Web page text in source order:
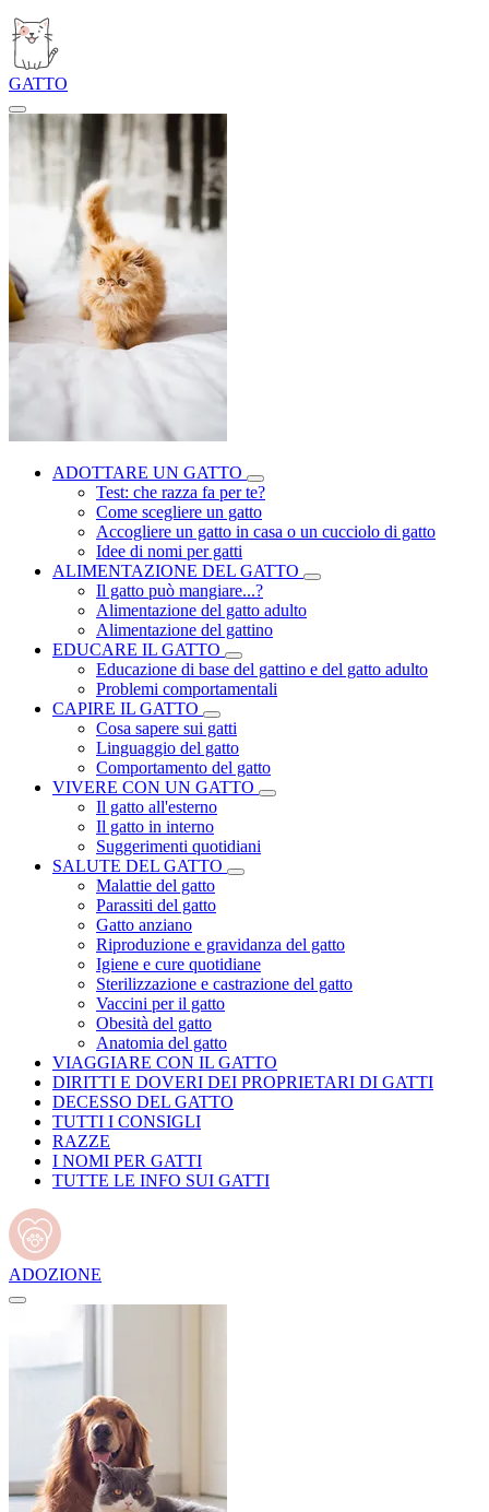
GATTO
ADOTTARE UN GATTO
Test: che razza fa per te?
Come scegliere un gatto
Accogliere un gatto in casa o un cucciolo di gatto
Idee di nomi per gatti
ALIMENTAZIONE DEL GATTO
Il gatto può mangiare...?
Alimentazione del gatto adulto
Alimentazione del gattino
EDUCARE IL GATTO
Educazione di base del gattino e del gatto adulto
Problemi comportamentali
CAPIRE IL GATTO
Cosa sapere sui gatti
Linguaggio del gatto
Comportamento del gatto
VIVERE CON UN GATTO
Il gatto all'esterno
Il gatto in interno
Suggerimenti quotidiani
SALUTE DEL GATTO
Malattie del gatto
Parassiti del gatto
Gatto anziano
Riproduzione e gravidanza del gatto
Igiene e cure quotidiane
Sterilizzazione e castrazione del gatto
Vaccini per il gatto
Obesità del gatto
Anatomia del gatto
VIAGGIARE CON IL GATTO
DIRITTI E DOVERI DEI PROPRIETARI DI GATTI
DECESSO DEL GATTO
TUTTI I CONSIGLI
RAZZE
I NOMI PER GATTI
TUTTE LE INFO SUI GATTI
ADOZIONE